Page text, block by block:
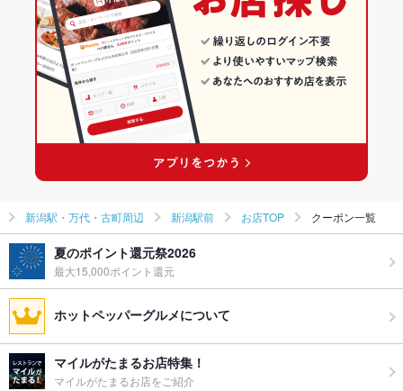
新潟駅・万代・古町周辺 × 和食
新潟駅・万代・古町周辺 × 焼き鳥・鶏料理
新潟駅 × 和食
新潟駅 × 焼き鳥・鶏料理
新潟 × 和風
新潟 × 和食
新潟 × 焼き鳥・鶏料理
新潟駅前のグルメランキング
新潟駅前の居酒屋ランキング
新潟駅・万代・古町周辺 新潟駅前 お店TOP クーポン一覧
夏のポイント還元祭2026
最大15,000ポイント還元
ホットペッパーグルメについて
マイルがたまるお店特集！
マイルがたまるお店をご紹介